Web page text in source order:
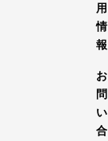
用
情
報
お
問
い
合